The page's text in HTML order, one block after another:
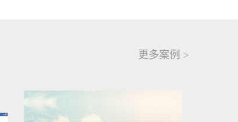
更多案例 >